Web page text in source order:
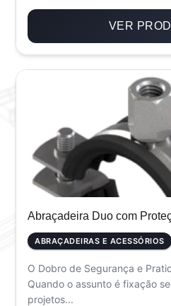
VER
Abraçadeira Duo com
ABRAÇADEIRAS E ACESSÓRIOS
O Dobro de Segurança e
Quando o assunto é fixação
projetos...